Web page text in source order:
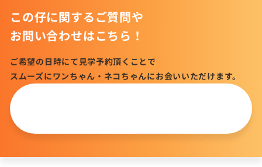
この仔に関するご質問や
お問い合わせはこちら！
ご希望の日時にて見学予約頂くことで
スムーズにワンちゃん・ネコちゃんにお会いいただけます。